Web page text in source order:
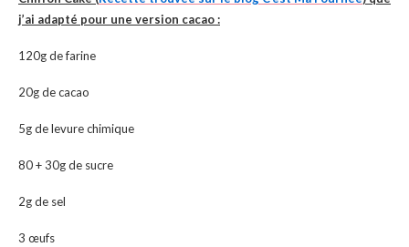
j’ai adapté pour une version cacao :
120g de farine
20g de cacao
5g de levure chimique
80 + 30g de sucre
2g de sel
3 œufs